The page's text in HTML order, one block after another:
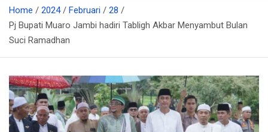
Home 2024 Februari
28
Pj Bupati Muaro Jambi hadiri Tabligh Akbar Menyambut Bulan
Suci Ramadhan